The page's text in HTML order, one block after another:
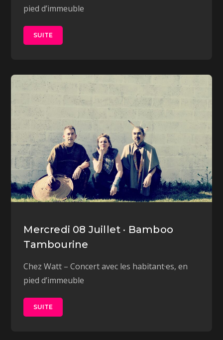
pied d’immeuble
SUITE
Mercredi 08 Juillet · Bamboo
Tambourine
Chez Watt – Concert avec les habitant·es, en
pied d’immeuble
SUITE